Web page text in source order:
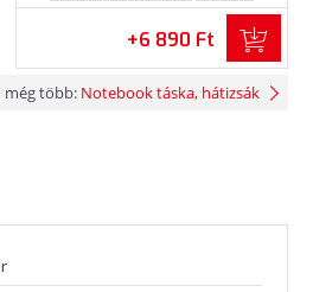
+6 890 Ft
még több: Notebook táska, hátizsák